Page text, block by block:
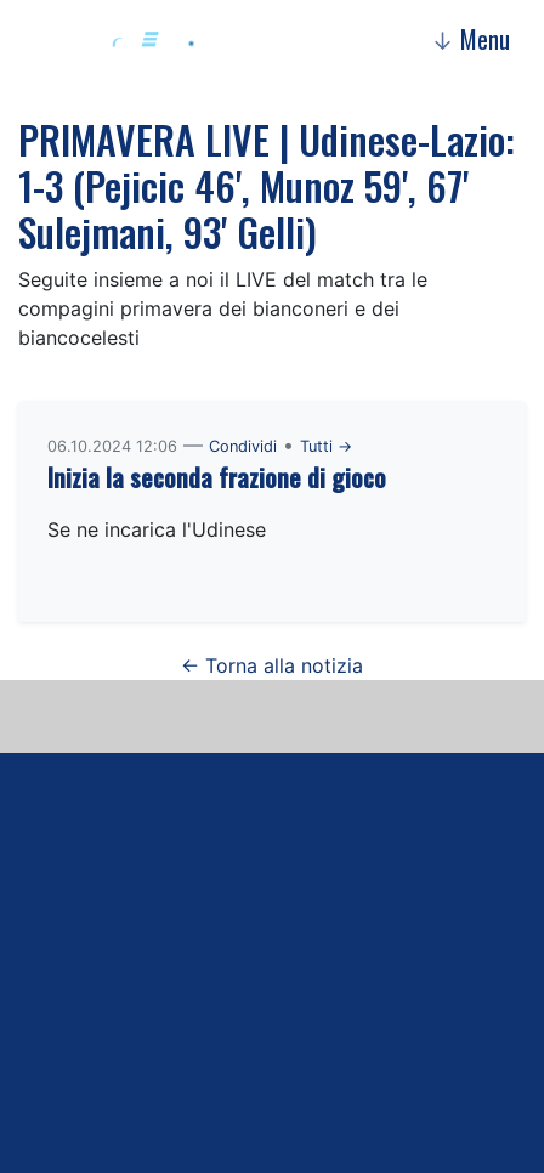
↓ Menu
PRIMAVERA LIVE | Udinese-Lazio:
1-3 (Pejicic 46', Munoz 59', 67'
Sulejmani, 93' Gelli)
Seguite insieme a noi il LIVE del match tra le
compagini primavera dei bianconeri e dei
biancocelesti
06.10.2024 12:06 — Condividi • Tutti →
Inizia la seconda frazione di gioco
Se ne incarica l'Udinese
← Torna alla notizia